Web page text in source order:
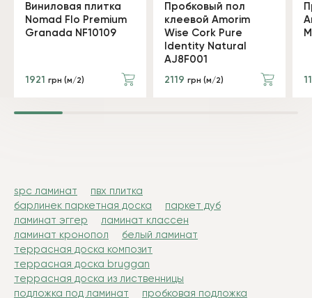
Виниловая плитка
Nomad Flo Premium
Granada NF10109
1921 грн (м/2)
Пробковый пол
клеевой Amorim
Wise Cork Pure
Identity Natural
AJ8F001
2119 грн (м/2)
spc ламинат
пвх плитка
барлинек паркетная доска
паркет дуб
ламинат эггер
ламинат классен
ламинат кронопол
белый ламинат
террасная доска композит
террасная доска bruggan
террасная доска из лиственницы
подложка под ламинат
пробковая подложка